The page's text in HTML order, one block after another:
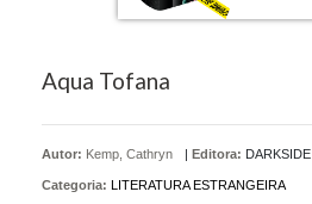
Aqua Tofana
Autor: Kemp, Cathryn Editora: DARKSIDE
Categoria: LITERATURA ESTRANGEIRA